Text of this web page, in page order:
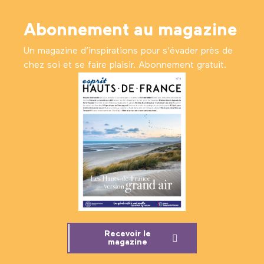
Abonnement au magazine
Un magazine d’inspirations pour s'évader près de
chez soi et se faire plaisir. Abonnement gratuit.
Recevoir le
magazine